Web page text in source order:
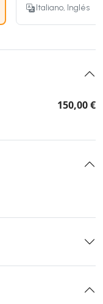
Italiano, Inglés
150,00 €